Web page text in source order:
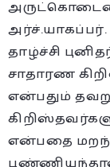
அர்ச்.யாகப்பர்.
தாழ்ச்சி
சாதாரண
என்பதும்
என்பதை